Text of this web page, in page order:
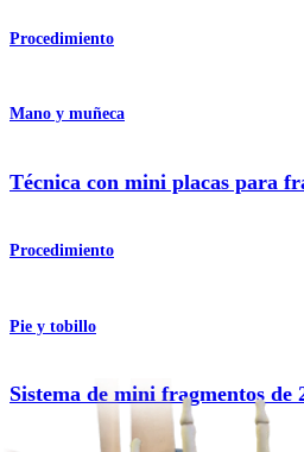
Procedimiento
Mano y muñeca
Técnica con mini placas para
Procedimiento
Pie y tobillo
Sistema de mini fragmentos de